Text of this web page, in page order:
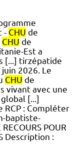
- CHU de
CHU de
Est a
[...] tirzépatide
2026. Le
CHU de
vivant avec une
[...]
RCP : Compléter
baptiste-
POUR
Description :